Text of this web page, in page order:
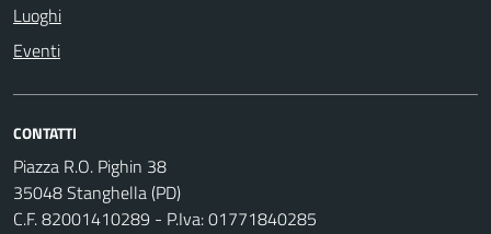
Luoghi
Eventi
CONTATTI
Piazza R.O. Pighin 38
35048 Stanghella (PD)
C.F. 82001410289 - P.Iva: 01771840285